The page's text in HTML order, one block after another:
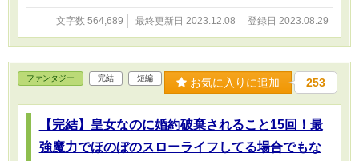
めて闘うしかない！ フラれたばかりで、そんな
気分じゃないんだけどなぁ！
文字数 564,689 最終更新日 2023.12.08 登録日 2023.08.29
ファンタジー 完結 短編 お気に入りに追加 253
【完結】皇女なのに婚約破棄されること15回！最
強魔力でほのぼのスローライフしてる場合でもな